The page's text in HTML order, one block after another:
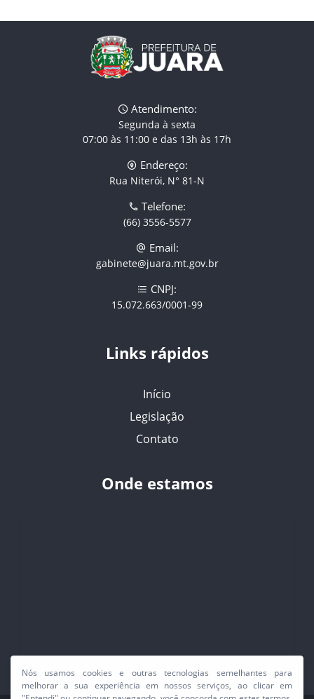
Atendimento:
Segunda à sexta
07:00 às 11:00 e das 13h às 17h
Endereço:
Rua Niterói, N° 81-N
Telefone:
(66) 3556-5577
Email:
gabinete@juara.mt.gov.br
CNPJ:
15.072.663/0001-99
Links rápidos
Início
Legislação
Contato
Onde estamos